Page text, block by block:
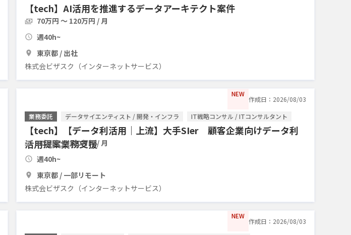
【tech】AI活用を推進するデータアーキテクト案件
70万円 〜 120万円 / 月
週40h~
東京都 / 出社
株式会ビザスク（インターネットサービス）
NEW
作成日：2026/08/03
業務委託
データサイエンティスト / 開発・インフラ IT戦略コンサル / ITコンサルタント
【tech】【データ利活用｜上流】大手SIer 顧客企業向けデータ利
活用提案業務支援
80万円 〜 120万円 / 月
週40h~
東京都 / 一部リモート
株式会ビザスク（インターネットサービス）
NEW
作成日：2026/08/03